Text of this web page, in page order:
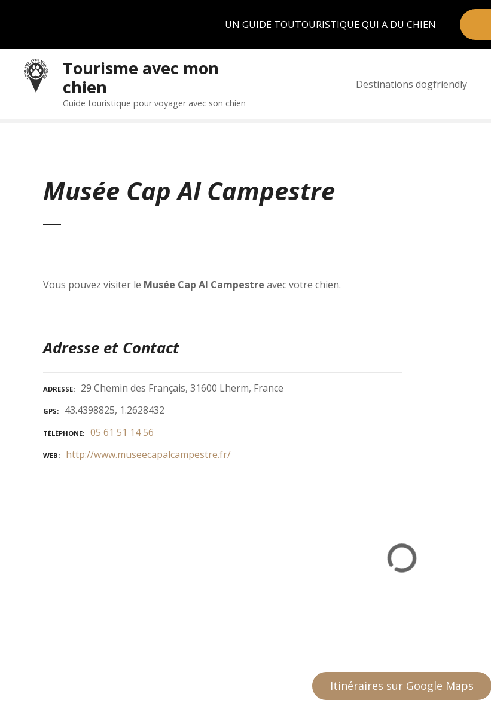
UN GUIDE TOUTOURISTIQUE QUI A DU CHIEN
Tourisme avec mon
chien
Guide touristique pour voyager avec son chien
Destinations dogfriendly
Musée Cap Al Campestre
Vous pouvez visiter le Musée Cap Al Campestre avec votre chien.
Adresse et Contact
ADRESSE 29 Chemin des Français, 31600 Lherm, France
GPS 43.4398825, 1.2628432
TÉLÉPHONE 05 61 51 14 56
WEB http://www.museecapalcampestre.fr/
Itinéraires sur Google Maps